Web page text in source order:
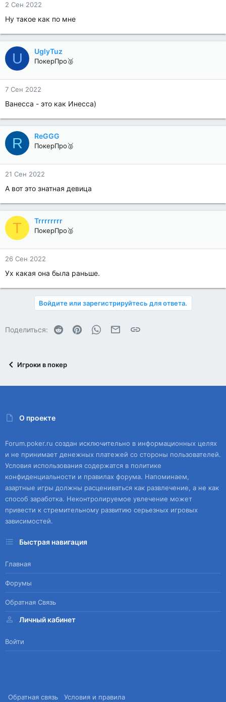
2 Сен 2022
Ну такое как по мне
U UglyTuz
ПокерПро🥈
7 Сен 2022
Ванесса - это как Инесса)
R ReGGG
ПокерПро🥈
21 Сен 2022
А вот это знатная девица
T Trrrrrrrr
ПокерПро🥈
26 Сен 2022
Ух какая она была раньше.
Войдите или зарегистрируйтесь для ответа.
Поделиться: Reddit PinterestWhatsAppЭлектронная почта
Ссылка
Игроки в покер
О проекте
Forum.poker.ru создан исключительно в информационных целях
и не принимает денежных платежей со стороны пользователей.
Условия использования содержатся в политике
конфиденциальности и правилах форума. Напоминаем,
азартные игры должны расцениваться как развлечение, а не как
способ заработка. Неконтролируемое увлечение может
привести к стремительному развитию серьезных игровых
зависимостей.
Быстрая навигация
Главная
Форумы
Обратная Связь
Личный кабинет
Войти
Обратная связь Условия и правила